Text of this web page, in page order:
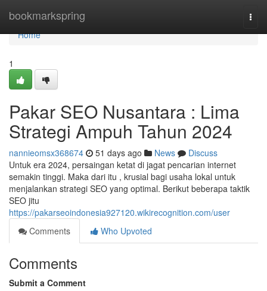
bookmarkspring
Home
Home
1
Pakar SEO Nusantara : Lima
Strategi Ampuh Tahun 2024
nannieomsx368674 51 days ago News
Discuss
Untuk era 2024, persaingan ketat di jagat pencarian internet
semakin tinggi. Maka dari itu , krusial bagi usaha lokal untuk
menjalankan strategi SEO yang optimal. Berikut beberapa taktik
SEO jitu
https://pakarseoindonesia927120.wikirecognition.com/user
Comments
Who Upvoted
Comments
Submit a Comment